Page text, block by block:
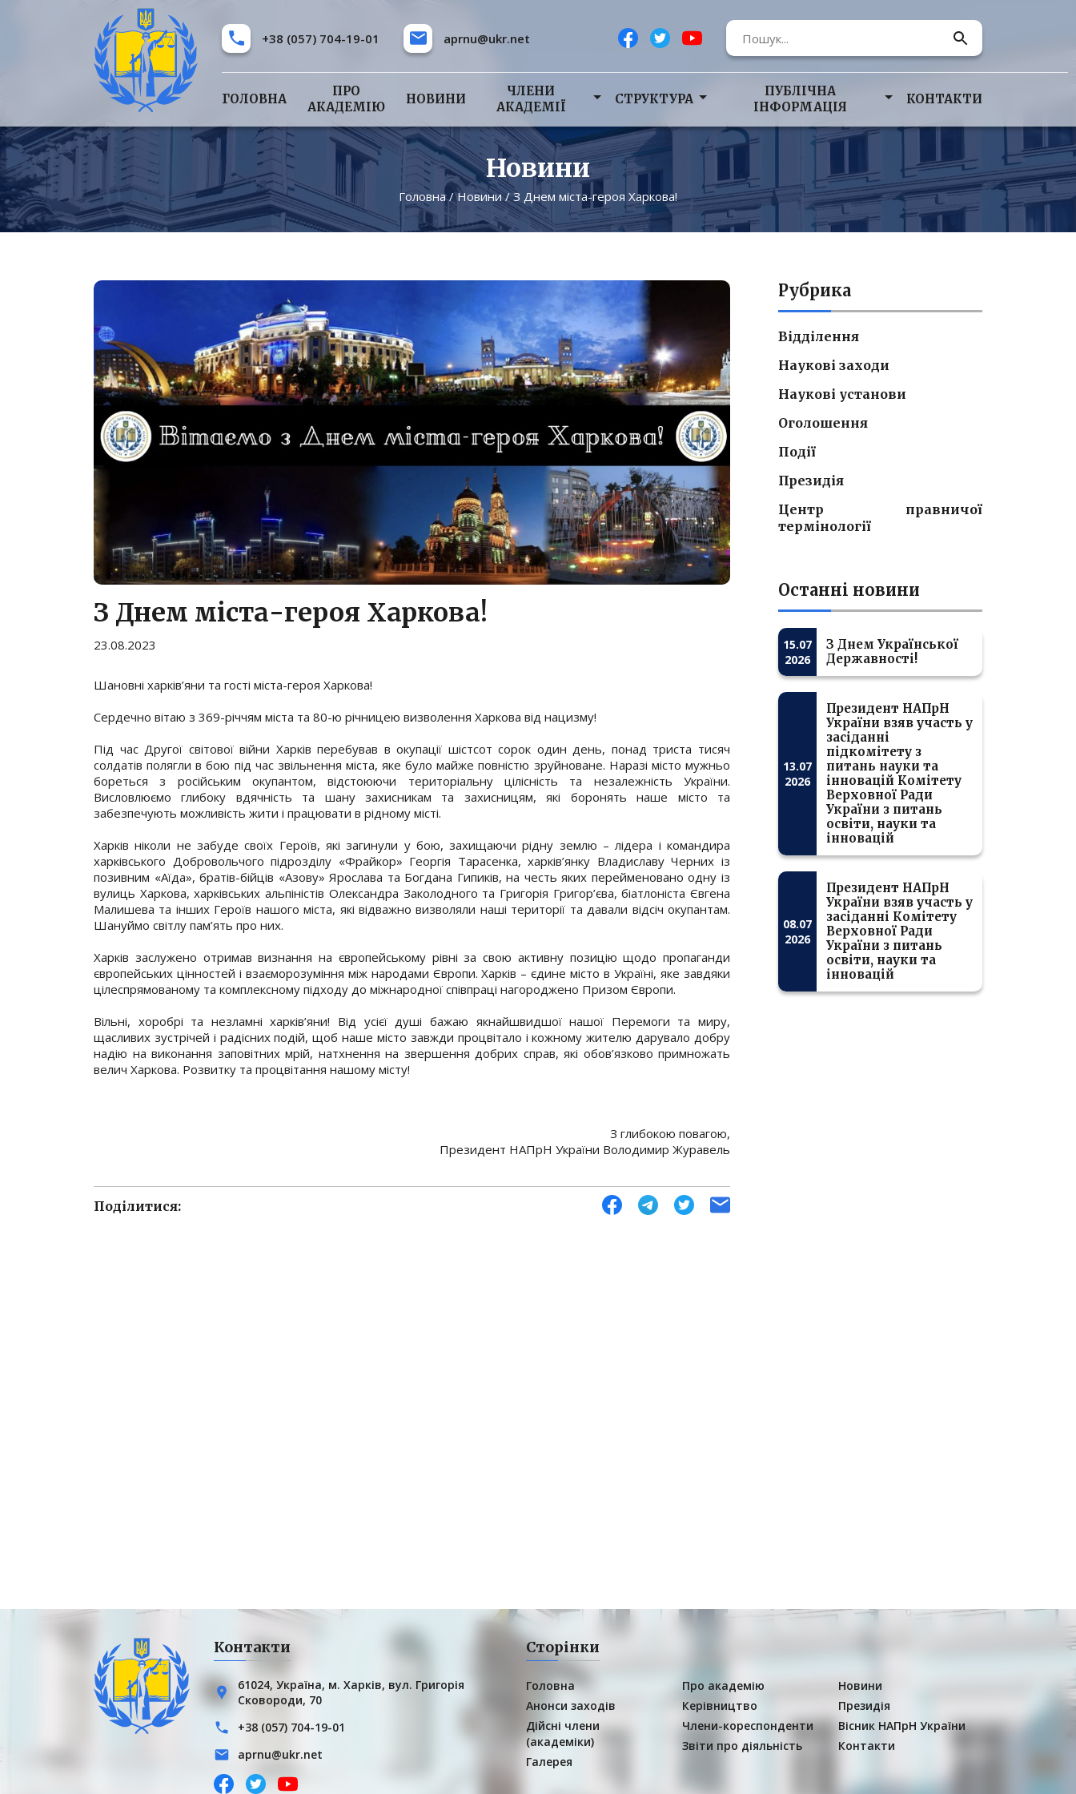
+38 (057) 704-19-01 aprnu@ukr.net
ГОЛОВНА
ПРО
АКАДЕМІЮ
НОВИНИ
ЧЛЕНИ
АКАДЕМІЇ
СТРУКТУРА
ПУБЛІЧНА
ІНФОРМАЦІЯ
КОНТАКТИ
Новини
Головна/Новини/З Днем міста-героя Харкова!
З Днем міста-героя Харкова!
23.08.2023
Шановні харків’яни та гості міста-героя Харкова!
Сердечно вітаю з 369-річчям міста та 80-ю річницею визволення Харкова від нацизму!
Під час Другої світової війни Харків перебував в окупації шістсот сорок один день, понад триста тисяч
солдатів полягли в бою під час звільнення міста, яке було майже повністю зруйноване. Наразі місто мужньо
бореться з російським окупантом, відстоюючи територіальну цілісність та незалежність України.
Висловлюємо глибоку вдячність та шану захисникам та захисницям, які боронять наше місто та
забезпечують можливість жити і працювати в рідному місті.
Харків ніколи не забуде своїх Героїв, які загинули у бою, захищаючи рідну землю – лідера і командира
харківського Добровольчого підрозділу «Фрайкор» Георгія Тарасенка, харків’янку Владиславу Черних із
позивним «Аїда», братів-бійців «Азову» Ярослава та Богдана Гипиків, на честь яких перейменовано одну із
вулиць Харкова, харківських альпіністів Олександра Заколодного та Григорія Григор’єва, біатлоніста Євгена
Малишева та інших Героїв нашого міста, які відважно визволяли наші території та давали відсіч окупантам.
Шануймо світлу пам’ять про них.
Харків заслужено отримав визнання на європейському рівні за свою активну позицію щодо пропаганди
європейських цінностей і взаєморозуміння між народами Європи. Харків – єдине місто в Україні, яке завдяки
цілеспрямованому та комплексному підходу до міжнародної співпраці нагороджено Призом Європи.
Вільні, хоробрі та незламні харків’яни! Від усієї душі бажаю якнайшвидшої нашої Перемоги та миру,
щасливих зустрічей і радісних подій, щоб наше місто завжди процвітало і кожному жителю дарувало добру
надію на виконання заповітних мрій, натхнення на звершення добрих справ, які обов’язково примножать
велич Харкова. Розвитку та процвітання нашому місту!
З глибокою повагою,
Президент НАПрН України Володимир Журавель
Поділитися:
Рубрика
Відділення
Наукові заходи
Наукові установи
Оголошення
Події
Президія
Центр правничої
термінології
Останні новини
15.07
2026
З Днем Української
Державності!
13.07
2026
Президент НАПрН
України взяв участь у
засіданні
підкомітету з
питань науки та
інновацій Комітету
Верховної Ради
України з питань
освіти, науки та
інновацій
08.07
2026
Президент НАПрН
України взяв участь у
засіданні Комітету
Верховної Ради
України з питань
освіти, науки та
інновацій
Контакти
61024, Українa, м. Харків, вул. Григорія
Сковороди, 70
+38 (057) 704-19-01
aprnu@ukr.net
Сторінки
Головна
Анонси заходів
Дійсні члени
(академіки)
Галерея
Про академію
Керівництво
Члени-кореспонденти
Звіти про діяльність
Новини
Президія
Вісник НАПрН України
Контакти